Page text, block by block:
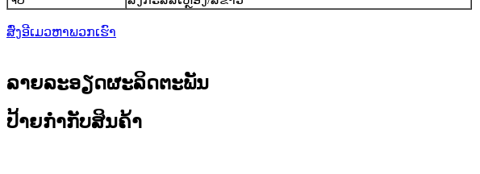
ສົ່ງອີເມວຫາພວກເຮົາ
ລາຍລະອຽດຜະລິດຕະພັນ
ປ້າຍກຳກັບສິນຄ້າ